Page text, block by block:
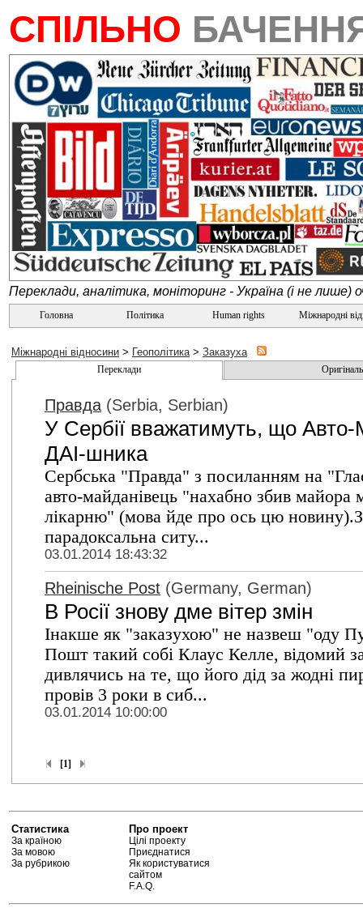
СПІЛЬНО
Переклади, аналітика, моніторинг - Україна (і не лише)
Головна Політика Human rights Міжнародні
Міжнародні відносини > Геополітика> Заказуха
Переклади
Правда (Serbia, Serbian)
У Сербії вважатимуть, що Авто-
ДАІ-шника
Сербська "Правда" з посиланням на
авто-майданівець "нахабно збив майора
лікарню" (мова йде про ось цю
парадоксальна ситу...
03.01.2014 18:43:32
Rheinische Post (Germany, German)
В Росії знову дме вітер змін
Інакше як "заказухою" не назвеш "оду
Пошт такий собі Клаус Келле, відомий
дивлячись на те, що його дід за жодні
провів 3 роки в сиб...
03.01.2014 10:00:00
[1]
Статистика
За країною
За мовою
За рубрикою
Про проект
Цілі проекту
Приєднатися
Як користуватися
сайтом
F.A.Q.